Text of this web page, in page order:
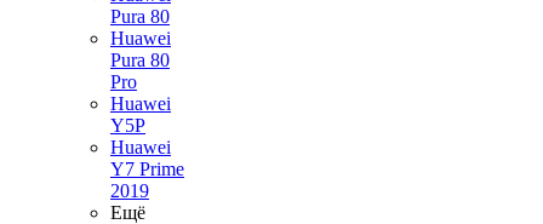
Pura 80
Huawei
Pura 80
Pro
Huawei
Y5P
Huawei
Y7 Prime
2019
Ещё